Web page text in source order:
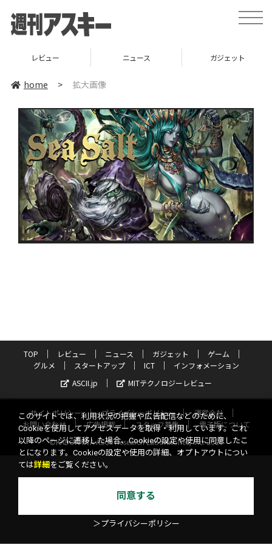
toggle
レビュー ニュース ガジェット
home > 拡大画像
TOP レビュー ニュース ガジェット
ゲーム
グルメ
スタートアップ ICT
インフォメーション
ASCII.jp
MITテクノロジーレビュー
サイトポリシー プライバシーポリシー
運営会社
お問い合わせ
広告掲載 スタッフ募集
電子版について
©KADOKAWA ASCII Research Laboratories, Inc. 2026
このサイトでは、利用状況の把握や広告配信などのために、
Cookieを使用してアクセスデータを取得・利用しています。これ
以降のページに遷移した場合、Cookieの設定や使用に同意したこ
とになります。Cookieの設定や使用の詳細、オプトアウトについ
ては詳細 をご覧ください。
同意する
＞プライバシーポリシー